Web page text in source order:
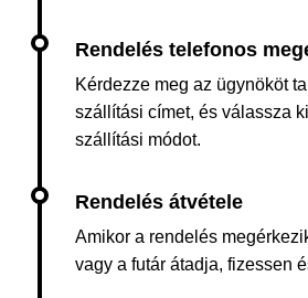
Kérdezze meg az ügynököt
szállítási címet, és válassza
szállítási módot.
Amikor a rendelés
vagy a futár átadja, fizessen